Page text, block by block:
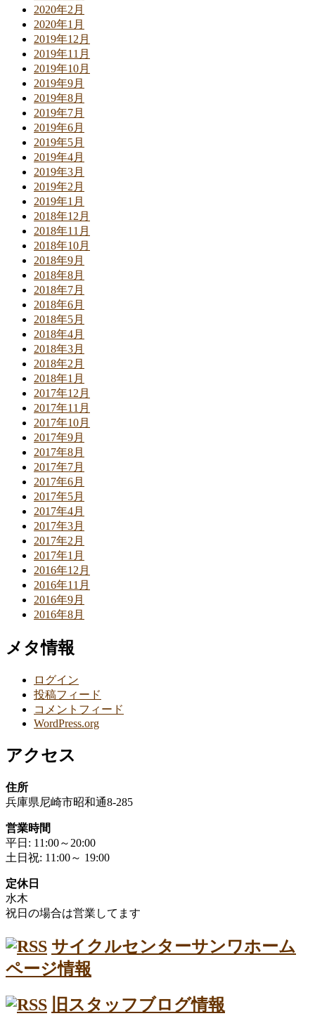
2020年2月
2020年1月
2019年12月
2019年11月
2019年10月
2019年9月
2019年8月
2019年7月
2019年6月
2019年5月
2019年4月
2019年3月
2019年2月
2019年1月
2018年12月
2018年11月
2018年10月
2018年9月
2018年8月
2018年7月
2018年6月
2018年5月
2018年4月
2018年3月
2018年2月
2018年1月
2017年12月
2017年11月
2017年10月
2017年9月
2017年8月
2017年7月
2017年6月
2017年5月
2017年4月
2017年3月
2017年2月
2017年1月
2016年12月
2016年11月
2016年9月
2016年8月
メタ情報
ログイン
投稿フィード
コメントフィード
WordPress.org
アクセス
住所
兵庫県尼崎市昭和通8-285
営業時間
平日: 11:00～20:00
土日祝: 11:00～ 19:00
定休日
水木
祝日の場合は営業してます
サイクルセンターサンワホーム
ページ情報
旧スタッフブログ情報